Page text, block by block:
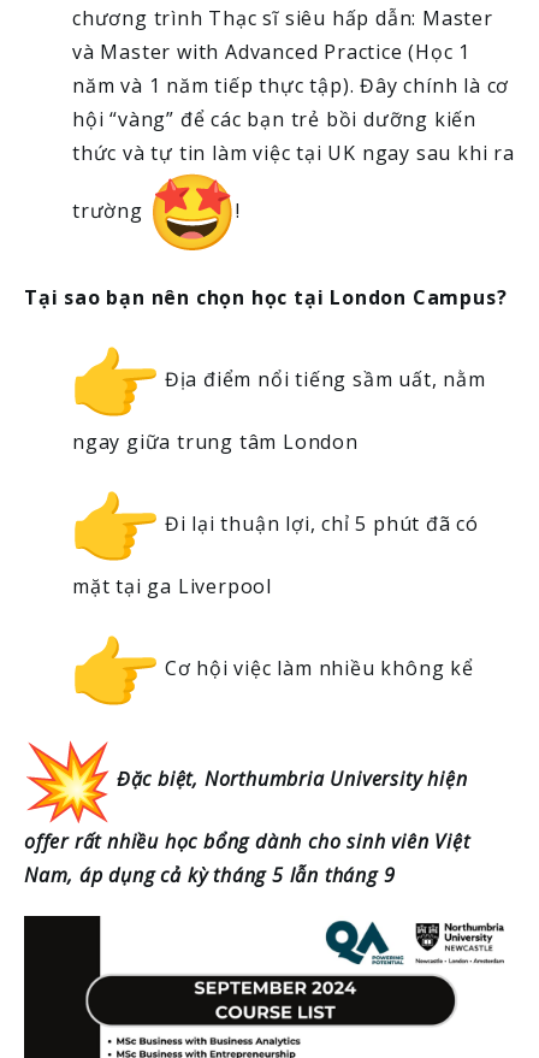
chương trình Thạc sĩ siêu hấp dẫn: Master
và Master with Advanced Practice (Học 1
năm và 1 năm tiếp thực tập). Đây chính là cơ
hội “vàng” để các bạn trẻ bồi dưỡng kiến
thức và tự tin làm việc tại UK ngay sau khi ra
trường !
Tại sao bạn nên chọn học tại London Campus?
Địa điểm nổi tiếng sầm uất, nằm
ngay giữa trung tâm London
Đi lại thuận lợi, chỉ 5 phút đã có
mặt tại ga Liverpool
Cơ hội việc làm nhiều không kể
Đặc biệt, Northumbria University hiện
offer rất nhiều học bổng dành cho sinh viên Việt
Nam, áp dụng cả kỳ tháng 5 lẫn tháng 9